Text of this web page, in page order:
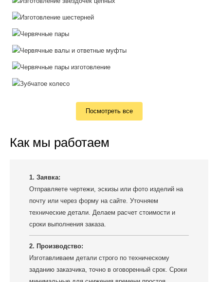
Посмотреть все
Как мы работаем
1. Заявка:
Отправляете чертежи, эскизы или фото изделий на
почту или через форму на сайте. Уточняем
технические детали. Делаем расчет стоимости и
сроки выполнения заказа.
2. Производство:
Изготавливаем детали строго по техническому
заданию заказчика, точно в оговоренный срок. Сроки